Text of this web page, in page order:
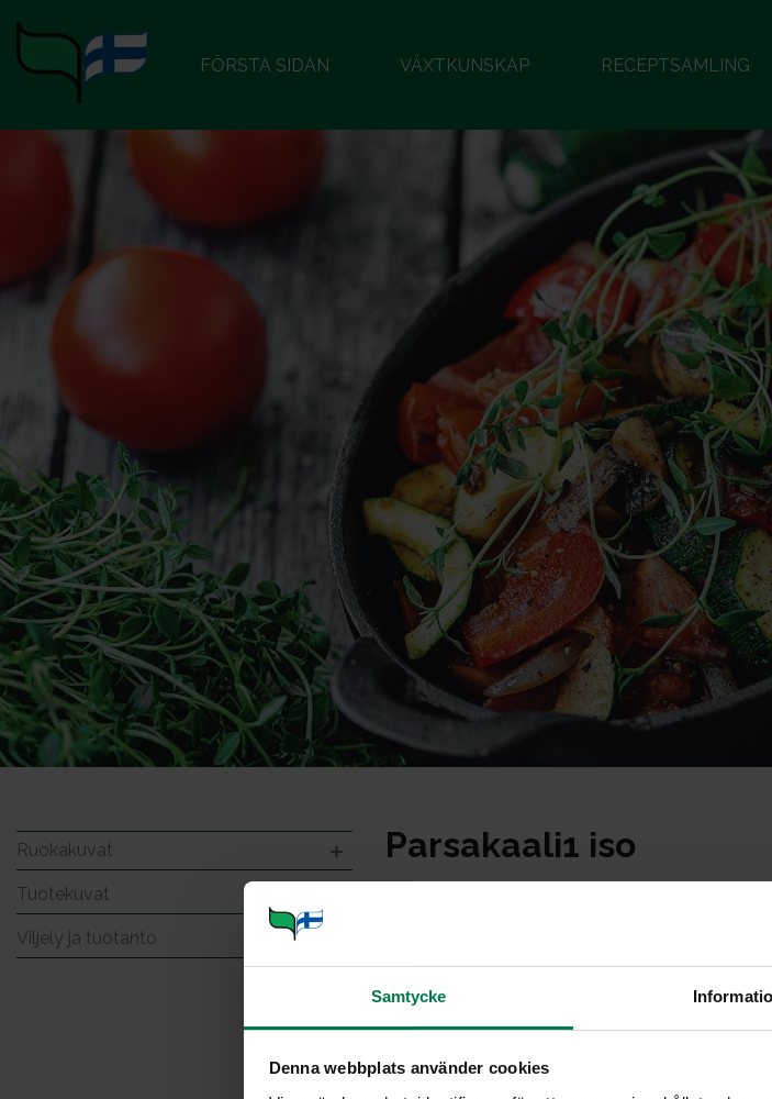
Samtycke
Denna webbplats använder cookies
FÖRSTA SIDAN VÄXTKUNSKAP RECEPTSAMLING
Ruokakuvat
Tuotekuvat
Viljely ja tuotanto
Parsakaali1 iso